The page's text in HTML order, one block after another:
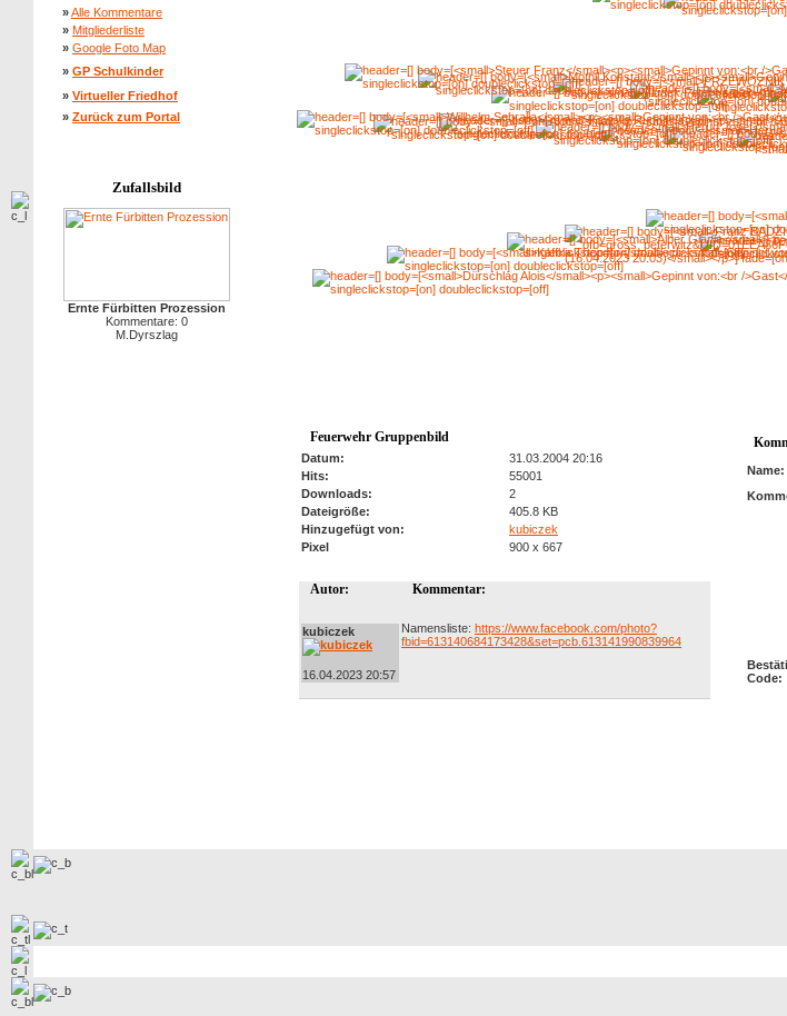
»Alle Kommentare
» Mitgliederliste
» Google Foto Map
» GP Schulkinder
» Virtueller Friedhof
» Zurück zum Portal
Zufallsbild
Ernte Fürbitten Prozession
Kommentare: 0
M.Dyrszlag
Feuerwehr Gruppenbild
Datum:
31.03.2004 20:16
Hits:
55001
Downloads:
2
Dateigröße:
405.8 KB
Hinzugefügt von:
kubiczek
Pixel
900 x 667
Autor: Kommentar:
kubiczek
16.04.2023 20:57
Namensliste: https://www.facebook.com/photo?
fbid=613140684173428&set=pcb.613141990839964
Name:
Code: